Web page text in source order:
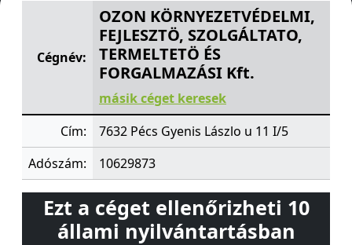
OZON KÖRNYEZETVÉDELMI, FEJLESZTÖ,
Cégnév:
OZON KÖRNYEZETVÉDELMI,
FEJLESZTÖ, SZOLGÁLTATO,
TERMELTETÖ ÉS
FORGALMAZÁSI Kft.
másik céget keresek
Cím:
7632 Pécs Gyenis Lászlo u 11 I/5
Adószám:
10629873
Ezt a céget ellenőrizheti 10
állami nyilvántartásban